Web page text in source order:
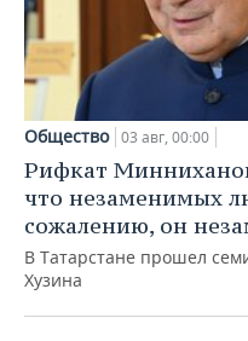
Общество 03 авг, 00:00
Рифкат
что незаменимых
сожалению, он
В Татарстане прошел
Хузина